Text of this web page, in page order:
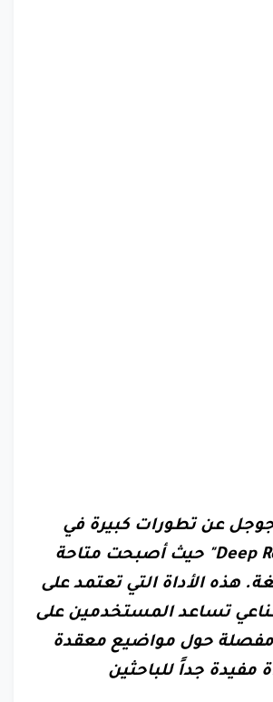
عن تطورات كبيرة في
أداة "Deep Research" حيث أصبحت متاحة
من 40 لغة. هذه الأداة التي تعتمد على
تساعد المستخدمين على
مفصلة حول مواضيع معقدة
مفيدة جداً للباحثين